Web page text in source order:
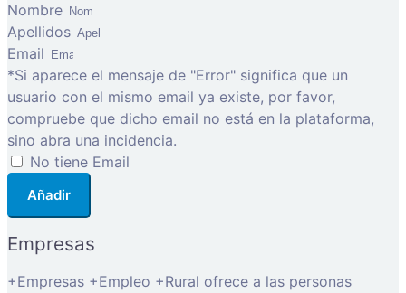
Nombre
Apellidos
Email
*Si aparece el mensaje de "Error" significa que un
usuario con el mismo email ya existe, por favor,
compruebe que dicho email no está en la plataforma,
sino abra una incidencia.
No tiene Email
Añadir
Empresas
+Empresas +Empleo +Rural ofrece a las personas